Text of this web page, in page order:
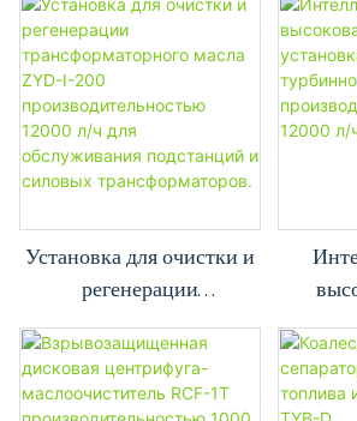
Установка для очистки и
регенерации
трансформаторного масла
ZYD-I-200
производительностью